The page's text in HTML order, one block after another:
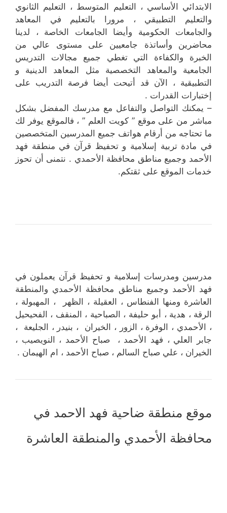
الابتدائي الأساسي ، التعليم المتوسط ، التعليم الثانوي
والتعليم التطبيقي ، مرورا بالتعليم في المعاهد
والجامعات الحكومية وأيضا الجامعات الخاصة ، لدينا
محاضرين وأساتذة جامعيين على مستوى عالي من
الخبرة والكفاءة التي تغطي جميع مجالات التدريس
الجامعية والمعاهد التخصصية مثل المعاهد الدينية و
التطبيقية ، الآن قد أتيحت أيضا فرصة التدريب على
إختبارات القدرات .
– يمكنك التواصل والتفاعل مع مدرسك المفضل بشكل
مباشر من على موقع ” كويت العلم ” ، فالموقع يوفر لك
ما تحتاجه من أرقام هواتف جميع المدرسين المتخصصين
في مادة تربية إسلامية و تحفيظ قرآن في منطقة فهد
الأحمد وجميع مناطق محافظة الأحمدي . نتمنى أن تحوز
خدمات الموقع على ثقتكم.
مدرسين ومدرسات إسلامية و تحفيظ قرآن يعملون في
فهد الأحمد وجميع مناطق محافظة الأحمدي والمنطقة
العاشرة ومنها الفنطاس ، العقيلة ، الظهر ، المهبولة ،
الرقة ، هدية ، أبو حليفة ، الصباحية ، المنقف ، الفحيحيل
، الأحمدي ، الوفرة ، الزور ، الخيران ، بنيدر ، الجليعة ،
جابر العلي ، فهد الأحمد ، صباح الأحمد ، النويصيب ،
الخيران ، علي صباح السالم ، صباح الأحمد ، ام الهيمان .
موقع منطقة ضاحية فهد الاحمد في
محافظة الأحمدي والمنطقة العاشرة